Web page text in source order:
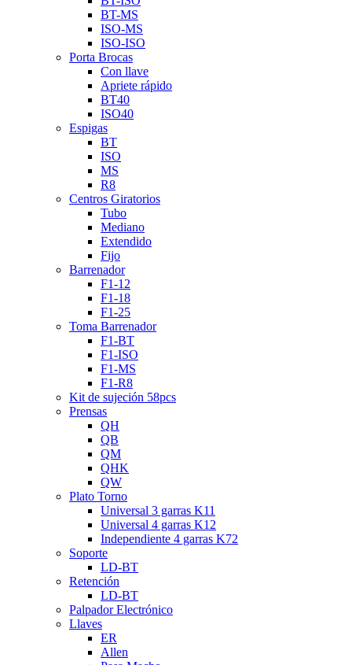
BT-MS
ISO-MS
ISO-ISO
Porta Brocas
Con llave
Apriete rápido
BT40
ISO40
Espigas
BT
ISO
MS
R8
Centros Giratorios
Tubo
Mediano
Extendido
Fijo
Barrenador
F1-12
F1-18
F1-25
Toma Barrenador
F1-BT
F1-ISO
F1-MS
F1-R8
Kit de sujeción 58pcs
Prensas
QH
QB
QM
QHK
QW
Plato Torno
Universal 3 garras K11
Universal 4 garras K12
Independiente 4 garras K72
Soporte
LD-BT
Retención
LD-BT
Palpador Electrónico
Llaves
ER
Allen